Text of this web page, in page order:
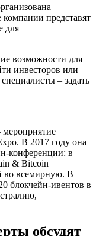
компании представят
для
возможности для
инвесторов или
– задать
В 2017 году она
конференции: в
& Bitcoin
во всемирную. В
блокчейн-ивентов в
обсудят